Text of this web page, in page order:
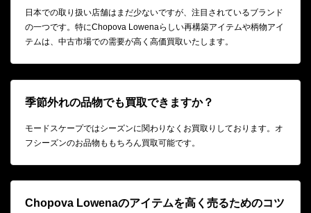
日本での取り扱い店舗はまだ少ないですが、注目されているブランド
の一つです。特にChopova Lowenaらしい再構築アイテムや柄物アイ
テムは、中古市場での需要が高く高価買取いたします。
季節外れの品物でも買取できますか？
モードスケープではシーズンに関わりなくお買取りしております。オ
フシーズンのお品物ももちろん買取可能です。
Chopova Lowenaのアイテムを高く売るためのコツ